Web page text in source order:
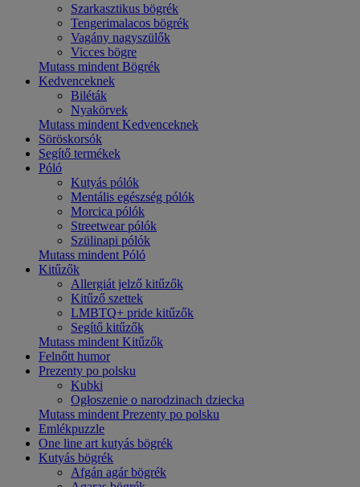
Szarkasztikus bögrék
Tengerimalacos bögrék
Vagány nagyszülők
Vicces bögre
Mutass mindent Bögrék
Kedvenceknek
Biléták
Nyakörvek
Mutass mindent Kedvenceknek
Söröskorsók
Segítő termékek
Póló
Kutyás pólók
Mentális egészség pólók
Morcica pólók
Streetwear pólók
Szülinapi pólók
Mutass mindent Póló
Kitűzők
Allergiát jelző kitűzők
Kitűző szettek
LMBTQ+ pride kitűzők
Segítő kitűzők
Mutass mindent Kitűzők
Felnőtt humor
Prezenty po polsku
Kubki
Ogłoszenie o narodzinach dziecka
Mutass mindent Prezenty po polsku
Emlékpuzzle
One line art kutyás bögrék
Kutyás bögrék
Afgán agár bögrék